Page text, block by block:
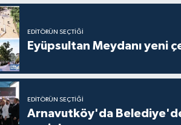
EDITÖRÜN SEÇTIĞI
Eyüpsultan Meydanı yeni
EDITÖRÜN SEÇTIĞI
Arnavutköy'da